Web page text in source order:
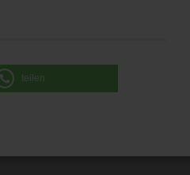
teilen